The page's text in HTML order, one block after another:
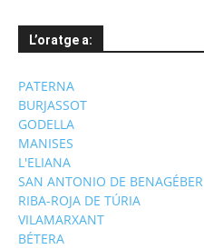
L’oratge a:
PATERNA
BURJASSOT
GODELLA
MANISES
L'ELIANA
SAN ANTONIO DE BENAGÉBER
RIBA-ROJA DE TÚRIA
VILAMARXANT
BÉTERA